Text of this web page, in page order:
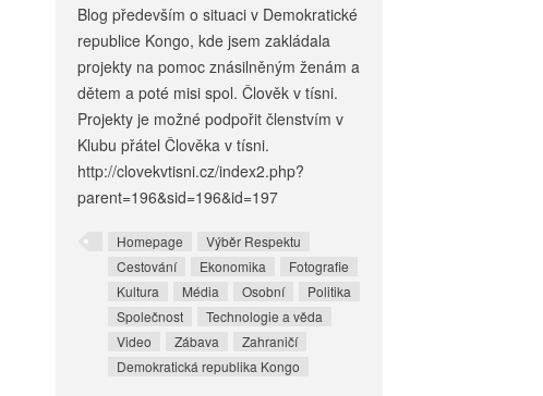
Blog především o situaci v Demokratické
republice Kongo, kde jsem zakládala
projekty na pomoc znásilněným ženám a
dětem a poté misi spol. Člověk v tísni.
Projekty je možné podpořit členstvím v
Klubu přátel Člověka v tísni.
http://clovekvtisni.cz/index2.php?
parent=196&sid=196&id=197
Homepage
Výběr Respektu
Cestování
Ekonomika
Fotografie
Kultura
Média Osobní
Politika
Společnost
Technologie a věda
Video
Zábava
Zahraničí
Demokratická republika Kongo